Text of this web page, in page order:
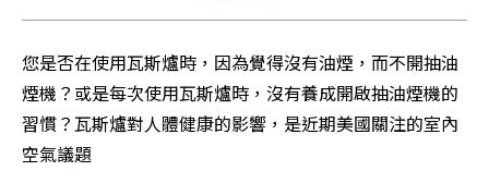
您是否在使用瓦斯爐時，因為覺得沒有油煙，而不開抽油
煙機？或是每次使用瓦斯爐時，沒有養成開啟抽油煙機的
習慣？瓦斯爐對人體健康的影響，是近期美國關注的室內
空氣議題